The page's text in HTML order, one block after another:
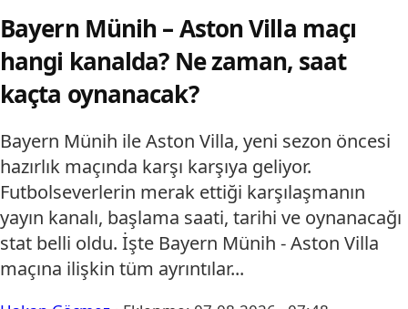
Bayern Münih – Aston Villa maçı
hangi kanalda? Ne zaman, saat
kaçta oynanacak?
Bayern Münih ile Aston Villa, yeni sezon öncesi
hazırlık maçında karşı karşıya geliyor.
Futbolseverlerin merak ettiği karşılaşmanın
yayın kanalı, başlama saati, tarihi ve oynanacağı
stat belli oldu. İşte Bayern Münih - Aston Villa
maçına ilişkin tüm ayrıntılar...